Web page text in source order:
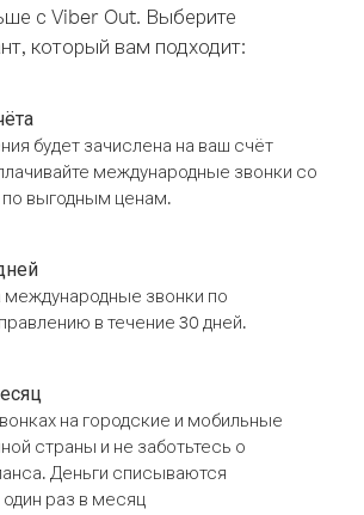
с Viber Out. Выберите
который вам подходит:
будет зачислена на ваш счёт
международные звонки со
по выгодным ценам.
международные звонки по
в течение 30 дней.
на городские и мобильные
страны и не заботьтесь о
Деньги списываются
раз в месяц